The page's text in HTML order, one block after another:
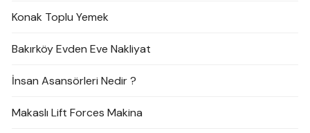
Konak Toplu Yemek
Bakırköy Evden Eve Nakliyat
İnsan Asansörleri Nedir ?
Makaslı Lift Forces Makina